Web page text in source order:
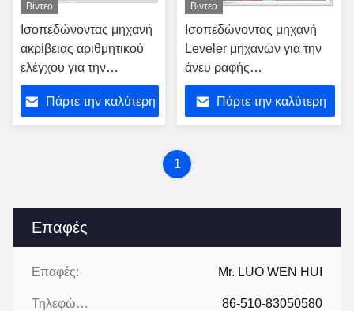
Επαφές
Επαφές: Mr. LUO WEN HUI
Τηλεφώνημα: 86-510-83050580
Βίντεο
Ισοπεδώνοντας μηχανή
ακρίβειας αριθμητικού
ελέγχου για την
κουρευμένη λειότητα
μεταλλικών πιάτων
Πάρτε την καλύτερη
Βίντεο
Ισοπεδώνοντας μηχανή
Leveler μηχανών για την
άνευ ραφής
αποκατάσταση φύλλων
καθρεφτώνΠάρτε την καλύτερη
1